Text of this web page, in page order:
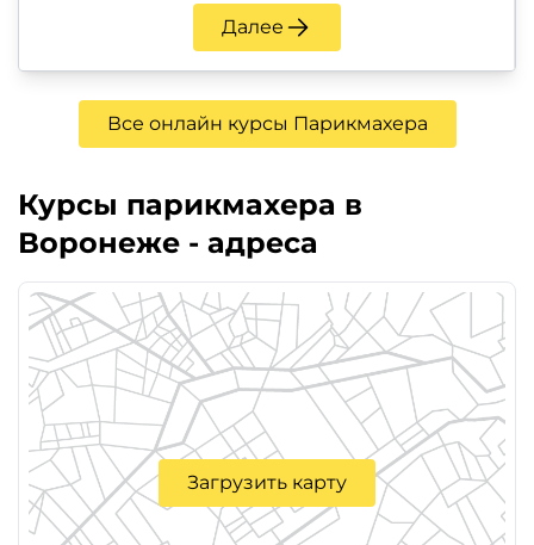
Далее
Все онлайн курсы Парикмахера
Курсы парикмахера в
Воронеже - адреса
Загрузить карту